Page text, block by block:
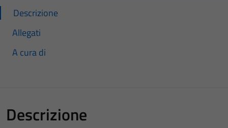
Descrizione
Allegati
A cura di
Descrizione